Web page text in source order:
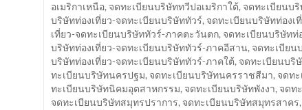
อเมริกาเหนือ, จดทะเบียนบริษัททวีปอเมริกาใต้, จดทะเบียนบริ
บริษัทท่องเที่ยว-จดทะเบียนบริษัททัวร์, จดทะเบียนบริษัทท่องเ
เที่ยว-จดทะเบียนบริษัททัวร์-ภาคตะวันตก, จดทะเบียนบริษัทท่
บริษัทท่องเที่ยว-จดทะเบียนบริษัททัวร์-ภาคอีสาน, จดทะเบียน
บริษัทท่องเที่ยว-จดทะเบียนบริษัททัวร์-ภาคใต้, จดทะเบียนบริ
ทะเบียนบริษัทนครปฐม, จดทะเบียนบริษัทนครราชสีมา, จดท
ทะเบียนบริษัทนิคมอุตสาหกรรม, จดทะเบียนบริษัทพังงา, จดท
จดทะเบียนบริษัทสมุทรปราการ, จดทะเบียนบริษัทสมุทรสาคร,